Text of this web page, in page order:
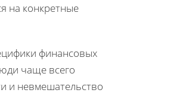
на конкретные
финансовых
чаще всего
и невмешательство